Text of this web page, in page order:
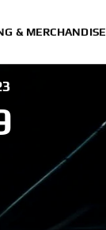
& MERCHANDISE